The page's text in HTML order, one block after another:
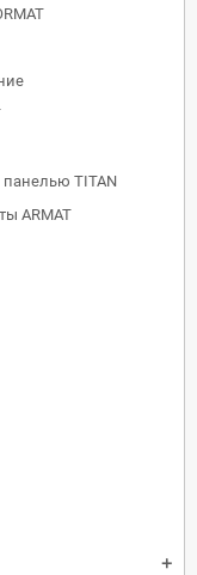
TITAN
ARMAT